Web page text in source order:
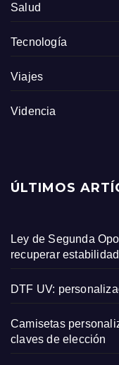
Salud
Tecnología
Viajes
Videncia
ÚLTIMOS
Ley de Segunda
recuperar estabilidad
DTF UV:
Camisetas
claves de elección